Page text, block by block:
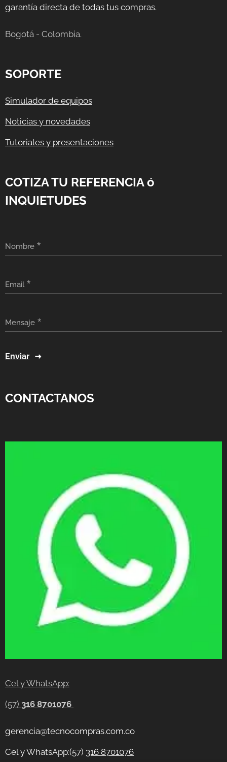
garantía directa de todas tus compras.
Bogotá - Colombia.
SOPORTE
Simulador de equipos
Noticias y novedades
Tutoriales y presentaciones
COTIZA TU REFERENCIA ó
INQUIETUDES
Nombre
Email
Mensaje
Enviar
CONTACTANOS
Cel y WhatsApp:
(57) 316 8701076
gerencia@tecnocompras.com.co
Cel y WhatsApp:(57) 316 8701076